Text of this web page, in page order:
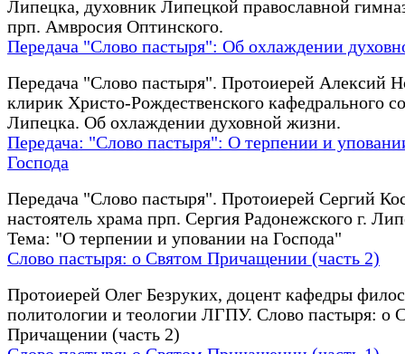
Липецка, духовник Липецкой православной
прп. Амвросия Оптинского.
Передача "Слово пастыря": Об охлаждении
Передача "Слово пастыря". Протоиерей Алексий
клирик Христо-Рождественского кафедрального
Липецка. Об охлаждении духовной жизни.
Передача: "Слово пастыря": О терпении и
Господа
Передача "Слово пастыря". Протоиерей Сергий
настоятель храма прп. Сергия Радонежского г.
Тема: "О терпении и уповании на Господа"
Слово пастыря: о Святом Причащении (часть 2)
Протоиерей Олег Безруких, доцент кафедры
политологии и теологии ЛГПУ. Слово пастыря: о
Причащении (часть 2)